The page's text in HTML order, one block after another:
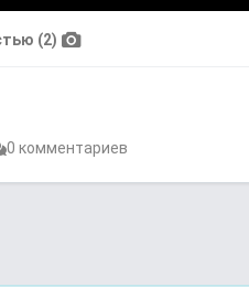
(2)
0 комментариев